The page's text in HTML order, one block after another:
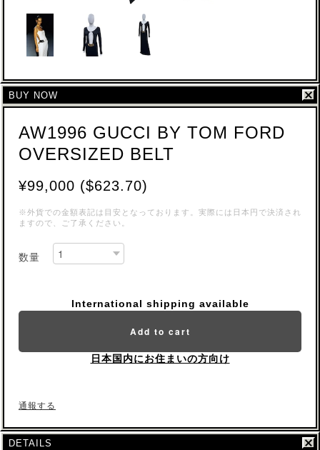
BUY NOW
AW1996 GUCCI BY TOM FORD
OVERSIZED BELT
¥99,000 ($623.70)
※外貨での金額表記は目安となっております。実際には日本円で決済され
ますので、ご了承ください。
数量
International shipping available
Add to cart
日本国内にお住まいの方向け
通報する
DETAILS